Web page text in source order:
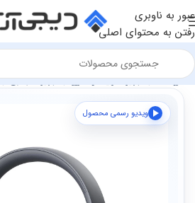
عبور به ناوبری
رفتن به محتوای اصلی
فروشگاه تجهیزات رایانه و اداری تجهیزات جانبی
ویدیو رسمی محصول